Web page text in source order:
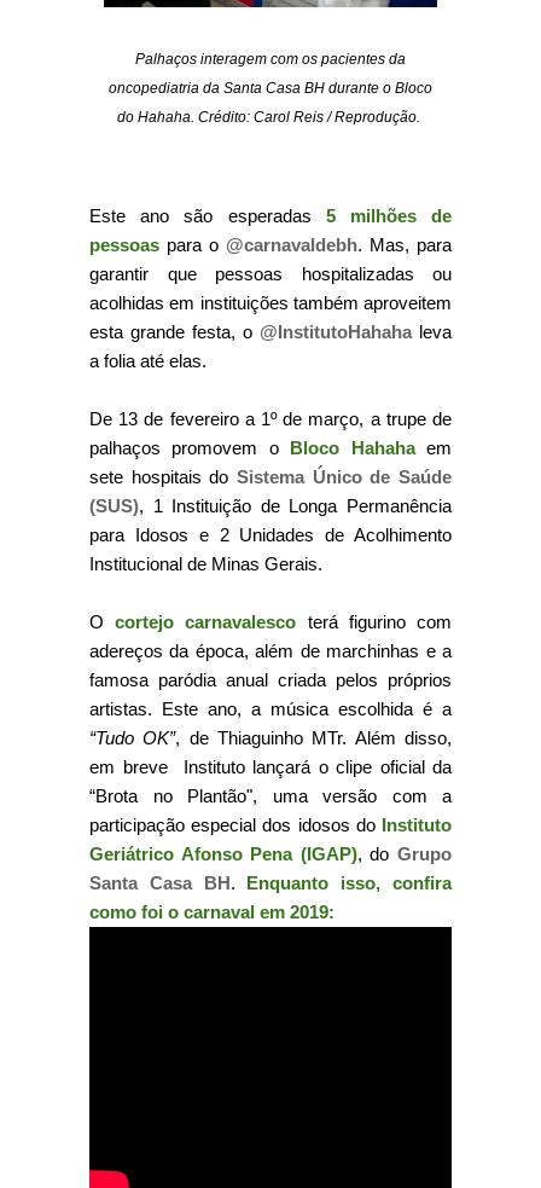
Palhaços interagem com os pacientes da
oncopediatria da Santa Casa BH durante o Bloco
do Hahaha. Crédito: Carol Reis / Reprodução.
Este ano são esperadas 5 milhões de
pessoas para o @carnavaldebh. Mas, para
garantir que pessoas hospitalizadas ou
acolhidas em instituições também aproveitem
esta grande festa, o @InstitutoHahaha leva
a folia até elas.
De 13 de fevereiro a 1º de março, a trupe de
palhaços promovem o Bloco Hahahaem
sete hospitais do Sistema Único de Saúde
(SUS), 1 Instituição de Longa Permanência
para Idosos e 2 Unidades de Acolhimento
Institucional de Minas Gerais.
Ocortejo carnavalesco terá figurino com
adereços da época, além de marchinhas e a
famosa paródia anual criada pelos próprios
artistas. Este ano, a música escolhida é a
“Tudo OK”, de Thiaguinho MTr. Além disso,
em breve Instituto lançará o clipe oficial da
“Brota no Plantão", uma versão com a
participação especial dos idosos do Instituto
Geriátrico Afonso Pena (IGAP), doGrupo
Santa Casa BH. Enquanto isso, confira
como foi o carnaval em 2019: